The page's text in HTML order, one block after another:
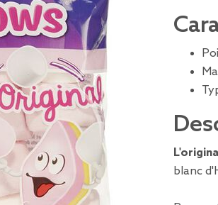
blanc